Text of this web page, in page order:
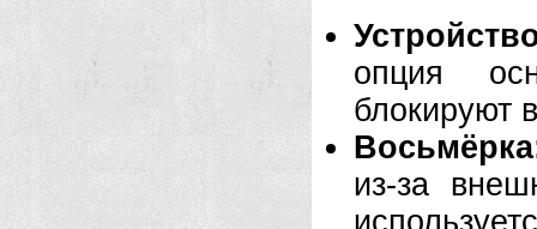
опция
блокируют
из-за